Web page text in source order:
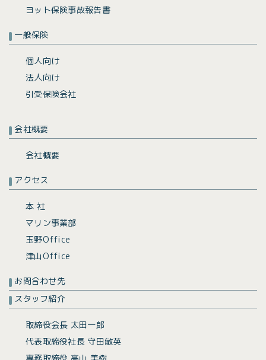
ヨット保険事故報告書
一般保険
個人向け
法人向け
引受保険会社
会社概要
会社概要
アクセス
本 社
マリン事業部
玉野Office
津山Office
お問合わせ先
スタッフ紹介
取締役会長 太田一郎
代表取締役社長 守田敏英